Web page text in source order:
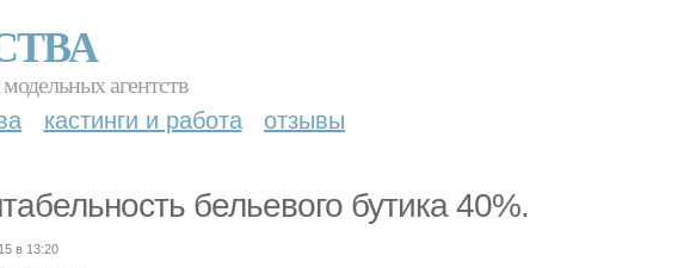
агентств
кастинги и работа отзывы
бельевого бутика 40%.
в 13:20